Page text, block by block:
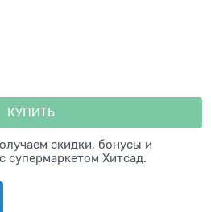
КУПИТЬ
скидки, бонусы и
супермаркетом Хитсад.